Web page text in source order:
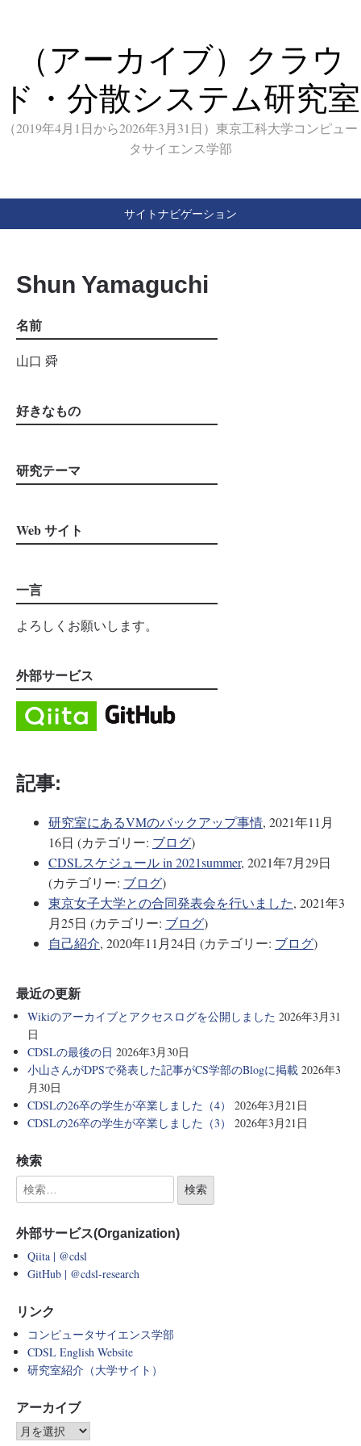
（アーカイブ）クラウ
ド・分散システム研究室
（2019年4月1日から2026年3月31日）東京工科大学コンピュー
タサイエンス学部
サイトナビゲーション
Shun Yamaguchi
名前
山口 舜
好きなもの
研究テーマ
Web サイト
一言
よろしくお願いします。
外部サービス
記事:
研究室にあるVMのバックアップ事情, 2021年11月
16日 (カテゴリー: ブログ)
CDSLスケジュール in 2021summer, 2021年7月29日
(カテゴリー: ブログ)
東京女子大学との合同発表会を行いました, 2021年3
月25日 (カテゴリー: ブログ)
自己紹介, 2020年11月24日 (カテゴリー: ブログ)
最近の更新
Wikiのアーカイブとアクセスログを公開しました 2026年3月31
日
CDSLの最後の日 2026年3月30日
小山さんがDPSで発表した記事がCS学部のBlogに掲載 2026年3
月30日
CDSLの26卒の学生が卒業しました（4）
2026年3月21日
CDSLの26卒の学生が卒業しました（3）
2026年3月21日
検索
外部サービス(Organization)
Qiita | @cdsl
GitHub | @cdsl-research
リンク
コンピュータサイエンス学部
CDSL English Website
研究室紹介（大学サイト）
アーカイブ